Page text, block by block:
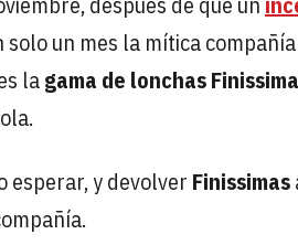
solo un mes la mítica
lagama de lonchas
esperar, y devolver Finissimas